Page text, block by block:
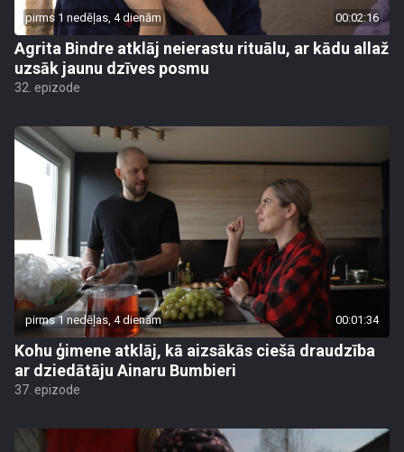
pirms 1 nedēļas, 4 dienām 00:02:16
Agrita Bindre atklāj neierastu rituālu, ar kādu allaž
uzsāk jaunu dzīves posmu
32. epizode
pirms 1 nedēļas, 4 dienām 00:01:34
Kohu ģimene atklāj, kā aizsākās ciešā draudzība
ar dziedātāju Ainaru Bumbieri
37. epizode